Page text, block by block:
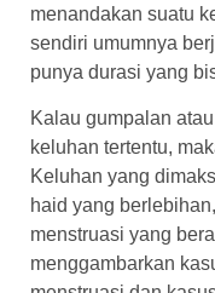
menandakan suatu
sendiri umumnya
punya durasi yang
Kalau gumpalan
keluhan tertentu,
Keluhan yang
haid yang
menstruasi yang
menggambarkan